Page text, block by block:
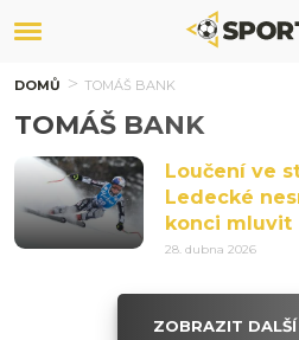
DOMŮ TOMÁŠ BANK
TOMÁŠ BANK
Loučení ve
Ledecké
konci mluvit
28. dubna 2026
ZOBRAZIT DALŠÍ